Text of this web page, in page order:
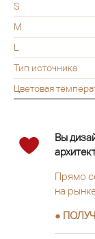
S
M
L
Тип источника
Цветовая
Вы
Прямо
на
●